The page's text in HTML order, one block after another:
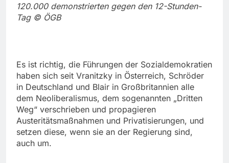
120.000 demonstrierten gegen den 12-Stunden-
Tag © ÖGB
Es ist richtig, die Führungen der Sozialdemokratien
haben sich seit Vranitzky in Österreich, Schröder
in Deutschland und Blair in Großbritannien alle
dem Neoliberalismus, dem sogenannten „Dritten
Weg“ verschrieben und propagieren
Austeritätsmaßnahmen und Privatisierungen, und
setzen diese, wenn sie an der Regierung sind,
auch um.